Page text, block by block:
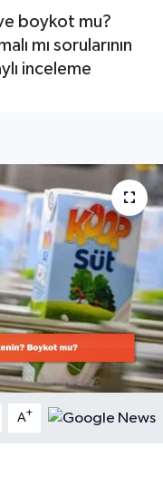
boykot mu?
mı sorularının
inceleme
A+